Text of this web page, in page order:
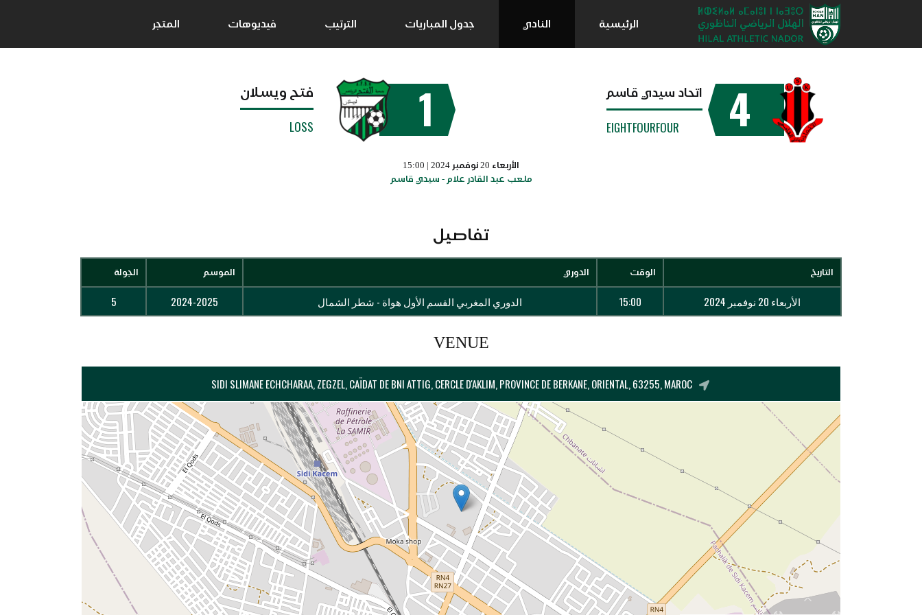
الرئيسية النادي جدول المباريات الترتيب فيديوهات المتجر
4 اتحاد سيدي قاسم
EIGHTFOURFOUR
1 فتح ويسلان
LOSS
الأربعاء 20 نوفمبر 2024 | 15:00
ملعب عبد القادر علام - سيدي قاسم
تفاصيل
التاريخ الوقت الدوري الموسم الجولة
الأربعاء 20 نوفمبر 2024 15:00 الدوري المغربي القسم الأول هواة - شطر الشمال 2024-2025
5
VENUE
SIDI SLIMANE ECHCHARAA, ZEGZEL, CAÏDAT DE BNI ATTIG, CERCLE D'AKLIM, PROVINCE DE BERKANE, ORIENTAL, 63255, MAROC